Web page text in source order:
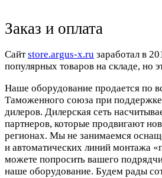
Заказ и оплата
Cайтstore.argus-x.ru заработал в
популярных товаров на складе, но
Наше оборудование продается по
Таможенного союза при
дилеров. Дилерская сеть
партнеров, которые продвигают
регионах. Мы не занимаемся
и автоматических линий монтажа
можете попросить вашего
наше оборудование. Будем рады